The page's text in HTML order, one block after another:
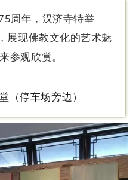
周年，汉济寺特举
展现佛教文化的艺术魅
参观欣赏。
（停车场旁边）